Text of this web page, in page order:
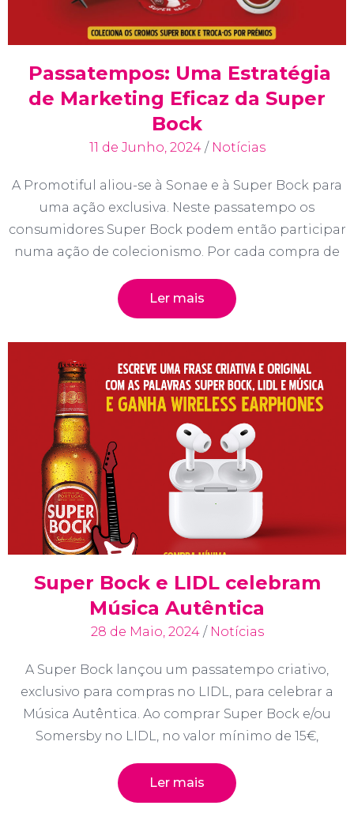
Passatempos: Uma Estratégia
de Marketing Eficaz da Super
Bock
11 de Junho, 2024 / Notícias
A Promotiful aliou-se à Sonae e à Super Bock para
uma ação exclusiva. Neste passatempo os
consumidores Super Bock podem então participar
numa ação de colecionismo. Por cada compra de
Ler mais
Super Bock e LIDL celebram
Música Autêntica
28 de Maio, 2024 / Notícias
A Super Bock lançou um passatempo criativo,
exclusivo para compras no LIDL, para celebrar a
Música Autêntica. Ao comprar Super Bock e/ou
Somersby no LIDL, no valor mínimo de 15€,
Ler mais